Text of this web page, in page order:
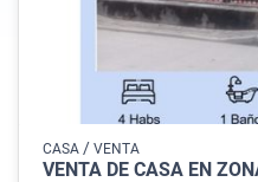
CASA / VENTA
VENTA DE CASA EN